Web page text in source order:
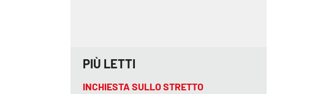
PIÙ LETTI
INCHIESTA SULLO STRETTO